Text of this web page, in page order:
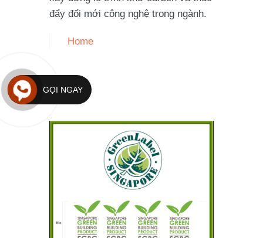
đẩy đổi mới công nghệ trong ngành.
Home
GỌI NGAY